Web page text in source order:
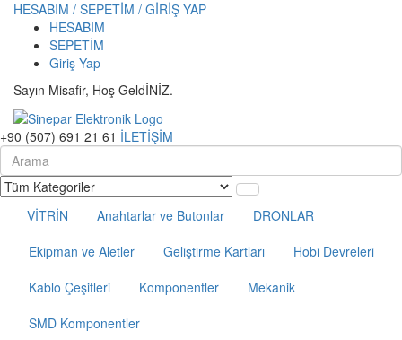
HESABIM / SEPETİM / GİRİŞ YAP
HESABIM
SEPETİM
Giriş Yap
Sayın Misafir, Hoş GeldİNİZ.
+90 (507) 691 21 61 İLETİŞİM
VİTRİN Anahtarlar ve Butonlar
DRONLAR
Ekipman ve Aletler
Geliştirme Kartları
Hobi Devreleri
Kablo Çeşitleri
Komponentler
Mekanik
SMD Komponentler